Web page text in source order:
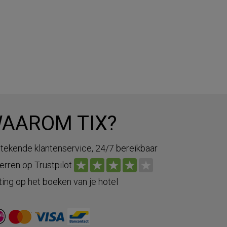
TIX?
klantenservice, 24/7 bereikbaar
op Trustpilot
op het boeken van je hotel